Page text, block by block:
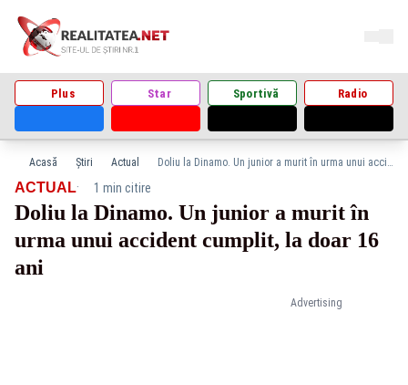
Plus Star Sportivă Radio
Acasă Știri Actual Doliu la Dinamo. Un junior a murit în urma unui accident cumplit, la doar 16 ani
Advertising
ACTUAL· 1 min citire
Doliu la Dinamo. Un junior a murit în
urma unui accident cumplit, la doar 16
ani